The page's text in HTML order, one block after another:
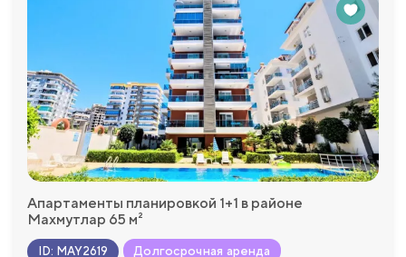
Апартаменты планировкой 1+1 в районе
Махмутлар 65 м²
ID: MAY2619 Долгосрочная аренда